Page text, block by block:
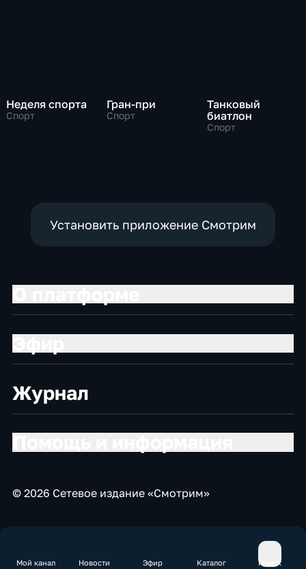
Мой канал Новости Эфир Каталог Поиск
Неделя спорта
Спорт
Гран-при
Спорт
Танковый
биатлон
Спорт
Установить приложение Смотрим
Журнал
© 2026 Сетевое издание «Смотрим»